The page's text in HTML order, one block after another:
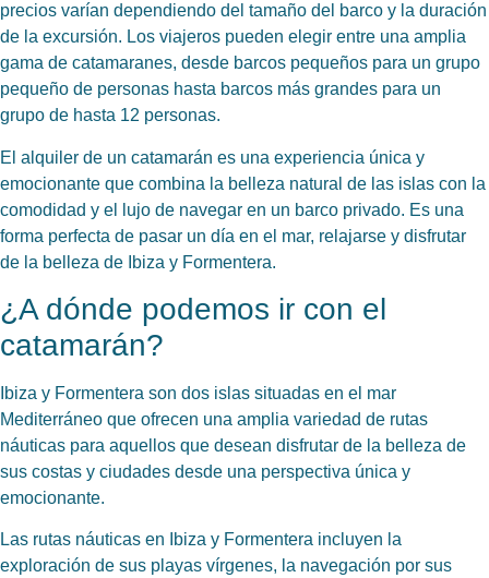
precios varían dependiendo del tamaño del barco y la duración
de la excursión. Los viajeros pueden elegir entre una amplia
gama de catamaranes, desde barcos pequeños para un grupo
pequeño de personas hasta barcos más grandes para un
grupo de hasta 12 personas.
El alquiler de un catamarán es una experiencia única y
emocionante que combina la belleza natural de las islas con la
comodidad y el lujo de navegar en un barco privado. Es una
forma perfecta de pasar un día en el mar, relajarse y disfrutar
de la belleza de Ibiza y Formentera.
¿A dónde podemos ir con el
catamarán?
Ibiza y Formentera son dos islas situadas en el mar
Mediterráneo que ofrecen una amplia variedad de rutas
náuticas para aquellos que desean disfrutar de la belleza de
sus costas y ciudades desde una perspectiva única y
emocionante.
Las rutas náuticas en Ibiza y Formentera incluyen la
exploración de sus playas vírgenes, la navegación por sus